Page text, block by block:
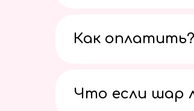
Как оплатить?
Что если шар